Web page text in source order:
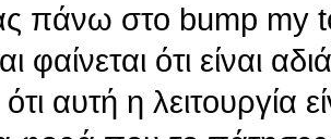
πάνω στο bump my
φαίνεται ότι είναι
ότι αυτή η λειτουργία